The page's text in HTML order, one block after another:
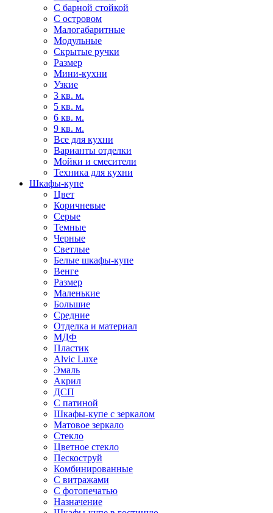
С барной стойкой
С островом
Малогабаритные
Модульные
Скрытые ручки
Размер
Мини-кухни
Узкие
3 кв. м.
5 кв. м.
6 кв. м.
9 кв. м.
Все для кухни
Варианты отделки
Мойки и смесители
Техника для кухни
Шкафы-купе
Цвет
Коричневые
Серые
Темные
Черные
Светлые
Белые шкафы-купе
Венге
Размер
Маленькие
Большие
Средние
Отделка и материал
МДФ
Пластик
Alvic Luxe
Эмаль
Акрил
ДСП
С патиной
Шкафы-купе с зеркалом
Матовое зеркало
Стекло
Цветное стекло
Пескоструй
Комбинированные
С витражами
С фотопечатью
Назначение